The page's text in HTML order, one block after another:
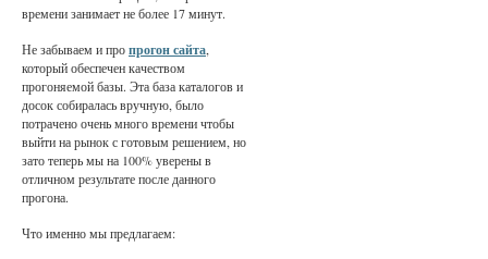
времени занимает не более 17 минут.
Не забываем и пропрогон сайта,
который обеспечен качеством
прогоняемой базы. Эта база каталогов и
досок собиралась вручную, было
потрачено очень много времени чтобы
выйти на рынок с готовым решением, но
зато теперь мы на 100% уверены в
отличном результате после данного
прогона.
Что именно мы предлагаем: